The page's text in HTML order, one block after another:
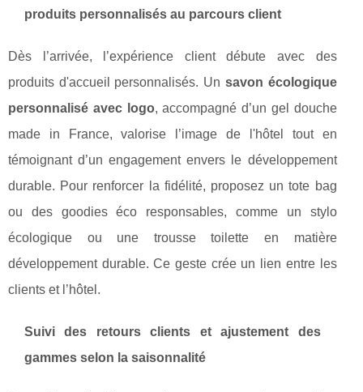
produits personnalisés au parcours client
Dès l’arrivée, l’expérience client débute avec des
produits d'accueil personnalisés. Un savon écologique
personnalisé avec logo, accompagné d’un gel douche
made in France, valorise l’image de l'hôtel tout en
témoignant d’un engagement envers le développement
durable. Pour renforcer la fidélité, proposez un tote bag
ou des goodies éco responsables, comme un stylo
écologique ou une trousse toilette en matière
développement durable. Ce geste crée un lien entre les
clients et l’hôtel.
Suivi des retours clients et ajustement des
gammes selon la saisonnalité